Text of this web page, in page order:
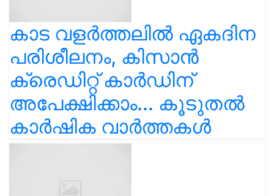
കാട വളര്‍ത്തലിൽ ഏകദിന
പരിശീലനം, കിസാൻ
ക്രെഡിറ്റ് കാർഡിന്
അപേക്ഷിക്കാം... കൂടുതൽ
കാർഷിക വാർത്തകൾ